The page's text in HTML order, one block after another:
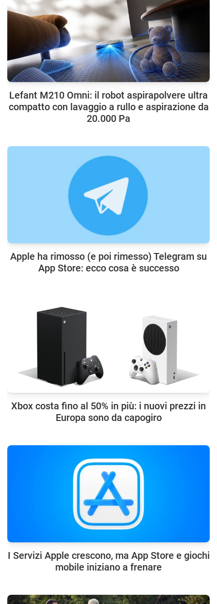
Lefant M210 Omni: il robot aspirapolvere ultra
compatto con lavaggio a rullo e aspirazione da
20.000 Pa
Apple ha rimosso (e poi rimesso) Telegram su
App Store: ecco cosa è successo
Xbox costa fino al 50% in più: i nuovi prezzi in
Europa sono da capogiro
I Servizi Apple crescono, ma App Store e giochi
mobile iniziano a frenare